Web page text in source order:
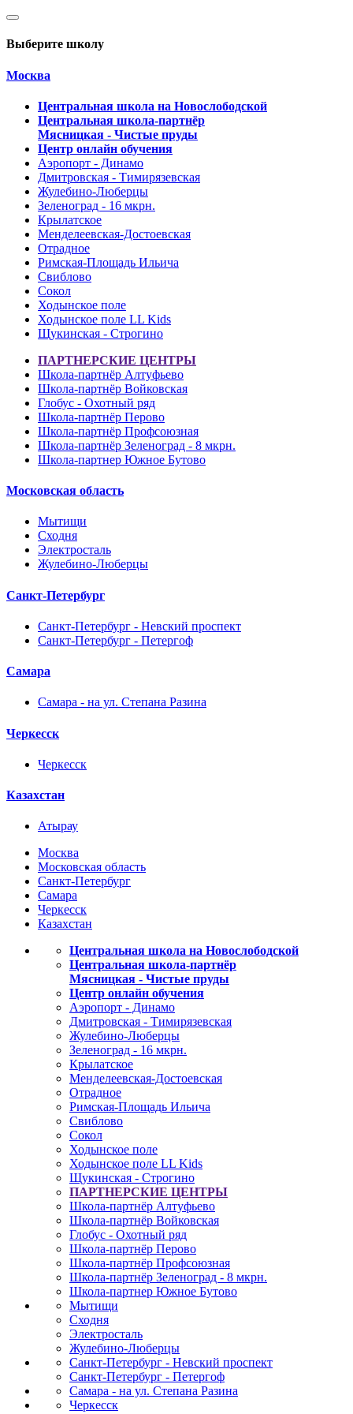
Выберите школу
Москва
Центральная школа на Новослободской
Центральная школа-партнёр
Мясницкая - Чистые пруды
Центр онлайн обучения
Аэропорт - Динамо
Дмитровская - Тимирязевская
Жулебино-Люберцы
Зеленоград - 16 мкрн.
Крылатское
Менделеевская-Достоевская
Отрадное
Римская-Площадь Ильича
Свиблово
Сокол
Ходынское поле
Ходынское поле LL Kids
Щукинская - Строгино
ПАРТНЕРСКИЕ ЦЕНТРЫ
Школа-партнёр Алтуфьево
Школа-партнёр Войковская
Глобус - Охотный ряд
Школа-партнёр Перово
Школа-партнёр Профсоюзная
Школа-партнёр Зеленоград - 8 мкрн.
Школа-партнер Южное Бутово
Московская область
Мытищи
Сходня
Электросталь
Жулебино-Люберцы
Санкт-Петербург
Санкт-Петербург - Невский проспект
Санкт-Петербург - Петергоф
Самара
Самара - на ул. Степана Разина
Черкесск
Черкесск
Казахстан
Атырау
Москва
Московская область
Санкт-Петербург
Самара
Черкесск
Казахстан
Центральная школа на Новослободской
Центральная школа-партнёр
Мясницкая - Чистые пруды
Центр онлайн обучения
Аэропорт - Динамо
Дмитровская - Тимирязевская
Жулебино-Люберцы
Зеленоград - 16 мкрн.
Крылатское
Менделеевская-Достоевская
Отрадное
Римская-Площадь Ильича
Свиблово
Сокол
Ходынское поле
Ходынское поле LL Kids
Щукинская - Строгино
ПАРТНЕРСКИЕ ЦЕНТРЫ
Школа-партнёр Алтуфьево
Школа-партнёр Войковская
Глобус - Охотный ряд
Школа-партнёр Перово
Школа-партнёр Профсоюзная
Школа-партнёр Зеленоград - 8 мкрн.
Школа-партнер Южное Бутово
Мытищи
Сходня
Электросталь
Жулебино-Люберцы
Санкт-Петербург - Невский проспект
Санкт-Петербург - Петергоф
Самара - на ул. Степана Разина
Черкесск